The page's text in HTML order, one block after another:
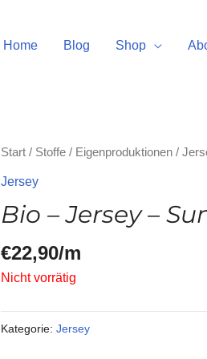
Home Blog Shop
Start / Stoffe / Eigenproduktionen /
Jersey
Bio – Jersey –
€22,90/m
Nicht vorrätig
Kategorie: Jersey